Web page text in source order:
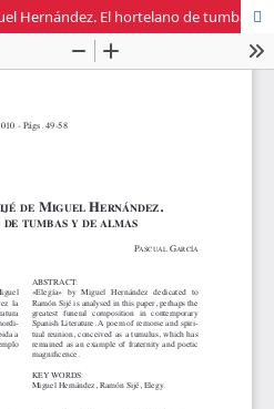
Elegía a Ramón Sijé de Miguel Hernández. El hortelano de tumbas y de almas